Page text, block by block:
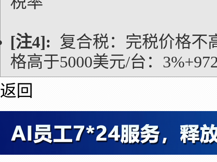
[注4]: 复合税：完税价格不
格高于5000美元/台：
返回